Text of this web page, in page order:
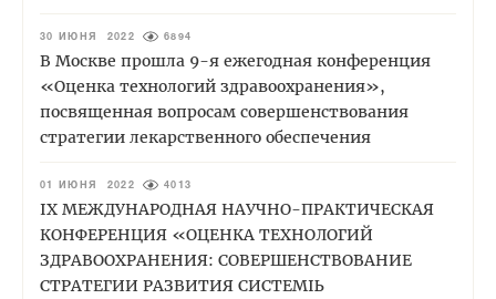
30 ИЮНЯ 2022 6894
В Москве прошла 9-я ежегодная конференция
«Оценка технологий здравоохранения»,
посвященная вопросам совершенствования
стратегии лекарственного обеспечения
01 ИЮНЯ 2022 4013
IХ МЕЖДУНАРОДНАЯ НАУЧНО-ПРАКТИЧЕСКАЯ
КОНФЕРЕНЦИЯ «ОЦЕНКА ТЕХНОЛОГИЙ
ЗДРАВООХРАНЕНИЯ: СОВЕРШЕНСТВОВАНИЕ
СТРАТЕГИИ РАЗВИТИЯ СИСТЕМЫ